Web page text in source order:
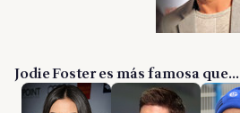
Jodie Foster es más famosa que...